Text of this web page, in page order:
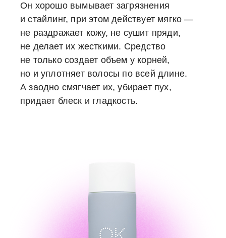
Он хорошо вымывает загрязнения
и стайлинг, при этом действует мягко —
не раздражает кожу, не сушит пряди,
не делает их жесткими. Средство
не только создает объем у корней,
но и уплотняет волосы по всей длине.
А заодно смягчает их, убирает пух,
придает блеск и гладкость.